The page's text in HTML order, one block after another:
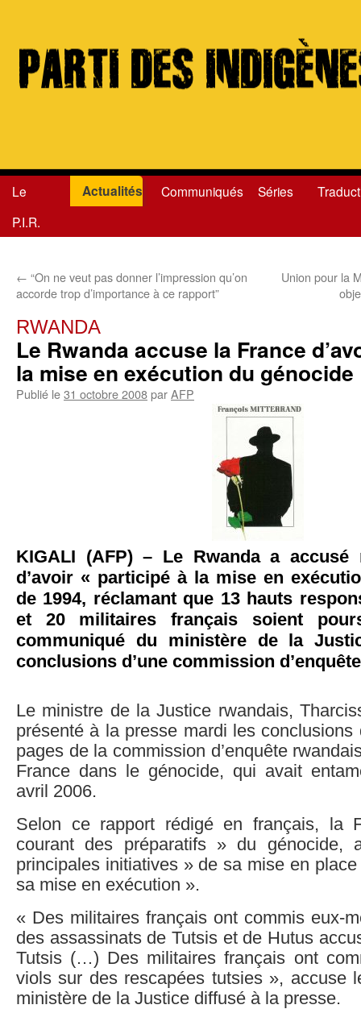
Aller
au
Le
P.I.R.
Actualités Communiqués Séries
← “On ne veut pas donner l’impression qu’on
accorde trop d’importance à ce rapport”
Union pour la
RWANDA
Le Rwanda accuse la France
la mise en exécution du génocide
Publié le31 octobre 2008parAFP
KIGALI (AFP) – Le Rwanda a accusé
d’avoir « participé à la mise en
de 1994, réclamant que 13 hauts
et 20 militaires français soient
communiqué du ministère de la
conclusions d’une commission
Le ministre de la Justice rwandais,
présenté à la presse mardi les conclusions
pages de la commission d’enquête
France dans le génocide, qui avait
avril 2006.
Selon ce rapport rédigé en français, la
courant des préparatifs » du génocide,
principales initiatives » de sa mise en
sa mise en exécution ».
« Des militaires français ont commis eux-
des assassinats de Tutsis et de Hutus
Tutsis (…) Des militaires français ont
viols sur des rescapées tutsies », accuse
ministère de la Justice diffusé à la presse.